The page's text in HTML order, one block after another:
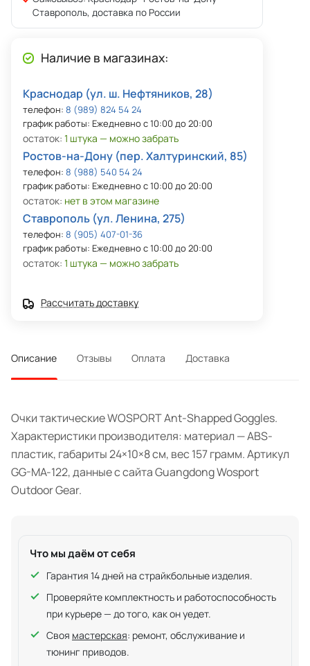
Ставрополь, доставка по России
Наличие в магазинах:
Краснодар (ул. ш. Нефтяников, 28)
телефон: 8 (989) 824 54 24
график работы: Ежедневно с 10:00 до 20:00
остаток: 1 штука — можно забрать
Ростов-на-Дону (пер. Халтуринский, 85)
телефон: 8 (988) 540 54 24
график работы: Ежедневно с 10:00 до 20:00
остаток: нет в этом магазине
Ставрополь (ул. Ленина, 275)
телефон: 8 (905) 407-01-36
график работы: Ежедневно с 10:00 до 20:00
остаток: 1 штука — можно забрать
Рассчитать доставку
Описание Отзывы Оплата Доставка
Очки тактические WOSPORT Ant-Shapped Goggles.
Характеристики производителя: материал — ABS-
пластик, габариты 24×10×8 см, вес 157 грамм. Артикул
GG-MA-122, данные с сайта Guangdong Wosport
Outdoor Gear.
Что мы даём от себя
Гарантия 14 дней на страйкбольные изделия.
Проверяйте комплектность и работоспособность
при курьере — до того, как он уедет.
Своя мастерская: ремонт, обслуживание и
тюнинг приводов.